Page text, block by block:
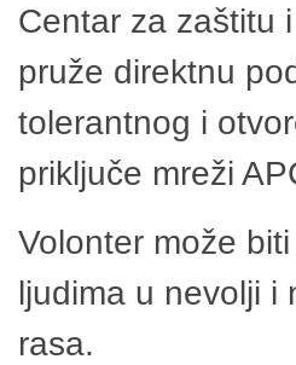
Centar za zaštitu
pruže direktnu
tolerantnog i
priključe mreži
Volonter može
ljudima u nevolji i
rasa.